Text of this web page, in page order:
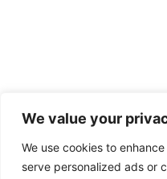
We value your
We use cookies to
serve personalized ads or
Copyright © 2026 © F2
Napoli Federico II è una